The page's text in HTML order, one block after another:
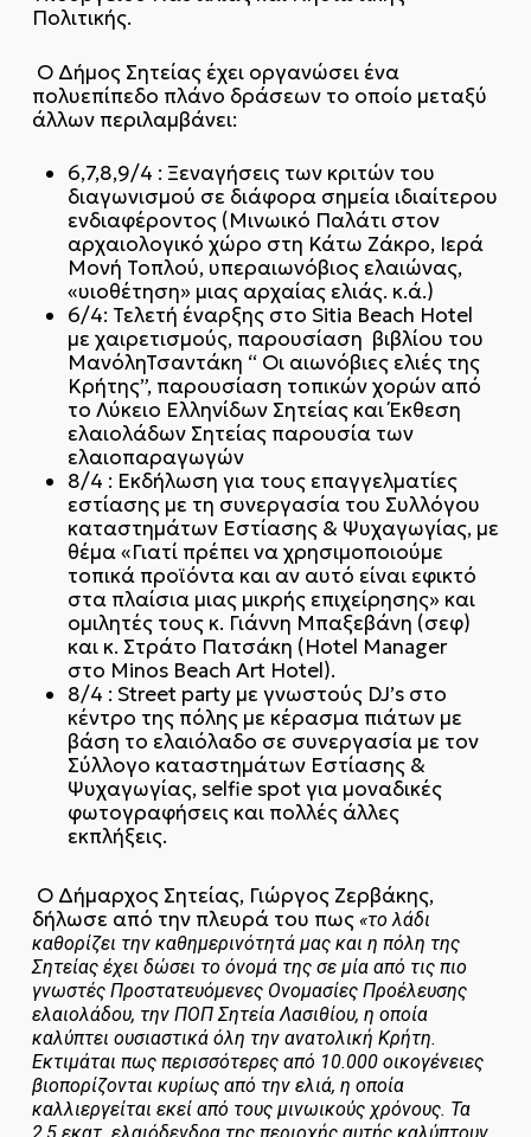
Πολιτικής.
Ο Δήμος Σητείας έχει οργανώσει ένα
πολυεπίπεδο πλάνο δράσεων το οποίο μεταξύ
άλλων περιλαμβάνει:
6,7,8,9/4 : Ξεναγήσεις των κριτών του
διαγωνισμού σε διάφορα σημεία ιδιαίτερου
ενδιαφέροντος (Μινωικό Παλάτι στον
αρχαιολογικό χώρο στη Κάτω Ζάκρο, Ιερά
Μονή Τοπλού, υπεραιωνόβιος ελαιώνας,
«υιοθέτηση» μιας αρχαίας ελιάς. κ.ά.)
6/4: Τελετή έναρξης στο Sitia Beach Hotel
με χαιρετισμούς, παρουσίαση βιβλίου του
ΜανόληΤσαντάκη “ Οι αιωνόβιες ελιές της
Κρήτης”, παρουσίαση τοπικών χορών από
το Λύκειο Ελληνίδων Σητείας και Έκθεση
ελαιολάδων Σητείας παρουσία των
ελαιοπαραγωγών
8/4 : Εκδήλωση για τους επαγγελματίες
εστίασης με τη συνεργασία του Συλλόγου
καταστημάτων Εστίασης & Ψυχαγωγίας, με
θέμα «Γιατί πρέπει να χρησιμοποιούμε
τοπικά προϊόντα και αν αυτό είναι εφικτό
στα πλαίσια μιας μικρής επιχείρησης» και
ομιλητές τους κ. Γιάννη Μπαξεβάνη (σεφ)
και κ. Στράτο Πατσάκη (Hotel Manager
στο Minos Beach Art Hotel).
8/4 : Street party με γνωστούς DJ’s στο
κέντρο της πόλης με κέρασμα πιάτων με
βάση το ελαιόλαδο σε συνεργασία με τον
Σύλλογο καταστημάτων Εστίασης &
Ψυχαγωγίας, selfie spot για μοναδικές
φωτογραφήσεις και πολλές άλλες
εκπλήξεις.
O Δήμαρχος Σητείας, Γιώργος Ζερβάκης,
δήλωσε από την πλευρά του πως «το λάδι
καθορίζει την καθημερινότητά μας και η πόλη της
Σητείας έχει δώσει το όνομά της σε μία από τις πιο
γνωστές Προστατευόμενες Ονομασίες Προέλευσης
ελαιολάδου, την ΠΟΠ Σητεία Λασιθίου, η οποία
καλύπτει ουσιαστικά όλη την ανατολική Κρήτη.
Εκτιμάται πως περισσότερες από 10.000 οικογένειες
βιοπορίζονται κυρίως από την ελιά, η οποία
καλλιεργείται εκεί από τους μινωικούς χρόνους. Τα